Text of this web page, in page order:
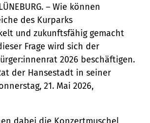
Dienste
und Umwelt
und Mobilität
und Freizeit
2026 beschäftigt sich mit
– Wie können
des Kurparks
und zukunftsfähig gemacht
Frage wird sich der
2026 beschäftigen.
der Hansestadt in seiner
21. Mai 2026,
dabei die Konzertmuschel